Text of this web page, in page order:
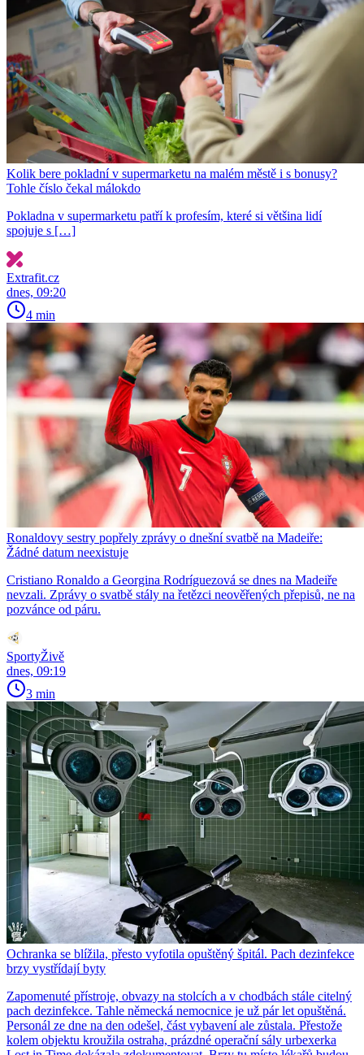
Kolik bere pokladní v supermarketu na malém městě i s bonusy?
Tohle číslo čekal málokdo
Pokladna v supermarketu patří k profesím, které si většina lidí
spojuje s […]
Extrafit.cz
dnes, 09:20
4 min
Ronaldovy sestry popřely zprávy o dnešní svatbě na Madeiře:
Žádné datum neexistuje
Cristiano Ronaldo a Georgina Rodríguezová se dnes na Madeiře
nevzali. Zprávy o svatbě stály na řetězci neověřených přepisů, ne na
pozvánce od páru.
SportyŽivě
dnes, 09:19
3 min
Ochranka se blížila, přesto vyfotila opuštěný špitál. Pach dezinfekce
brzy vystřídají byty
Zapomenuté přístroje, obvazy na stolcích a v chodbách stále citelný
pach dezinfekce. Tahle německá nemocnice je už pár let opuštěná.
Personál ze dne na den odešel, část vybavení ale zůstala. Přestože
kolem objektu kroužila ostraha, prázdné operační sály urbexerka